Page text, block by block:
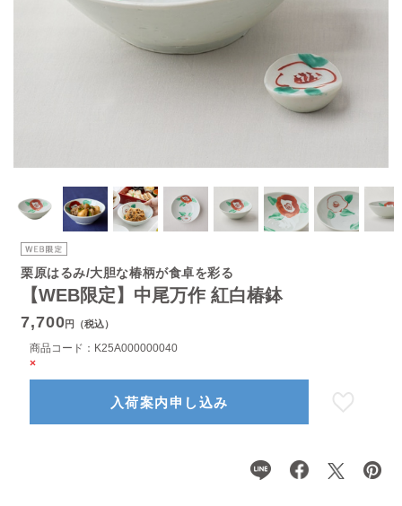
【WEB限定】中尾万作 紅白椿鉢
栗原はるみ/大胆な椿柄が食卓を彩る
7,700円（税込）
商品コード： K25A000000040
×
入荷案内申し込み